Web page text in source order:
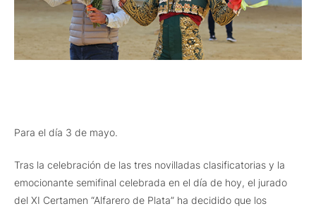
Para el día 3 de mayo.
Tras la celebración de las tres novilladas clasificatorias y la
emocionante semifinal celebrada en el día de hoy, el jurado
del XI Certamen “Alfarero de Plata” ha decidido que los